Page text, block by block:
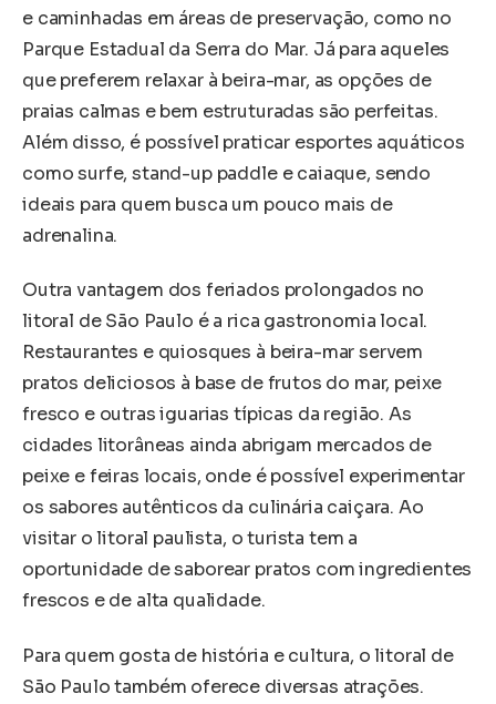
e caminhadas em áreas de preservação, como no
Parque Estadual da Serra do Mar. Já para aqueles
que preferem relaxar à beira-mar, as opções de
praias calmas e bem estruturadas são perfeitas.
Além disso, é possível praticar esportes aquáticos
como surfe, stand-up paddle e caiaque, sendo
ideais para quem busca um pouco mais de
adrenalina.
Outra vantagem dos feriados prolongados no
litoral de São Paulo é a rica gastronomia local.
Restaurantes e quiosques à beira-mar servem
pratos deliciosos à base de frutos do mar, peixe
fresco e outras iguarias típicas da região. As
cidades litorâneas ainda abrigam mercados de
peixe e feiras locais, onde é possível experimentar
os sabores autênticos da culinária caiçara. Ao
visitar o litoral paulista, o turista tem a
oportunidade de saborear pratos com ingredientes
frescos e de alta qualidade.
Para quem gosta de história e cultura, o litoral de
São Paulo também oferece diversas atrações.